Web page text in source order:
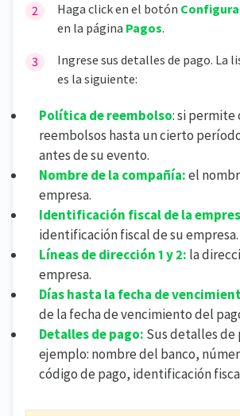
Haga click en el botón
en la página Pagos.
Ingrese sus detalles de pago. La
es la siguiente:
Política de reembolso: si permite
reembolsos hasta un cierto
antes de su evento.
Nombre de la compañía:el
empresa.
Identificación fiscal de la
identificación fiscal de su empresa.
Líneas de dirección 1 y 2: la
empresa.
Días hasta la fecha de
de la fecha de vencimiento del
Detalles de pago: Sus detalles de
ejemplo: nombre del banco,
código de pago, identificación